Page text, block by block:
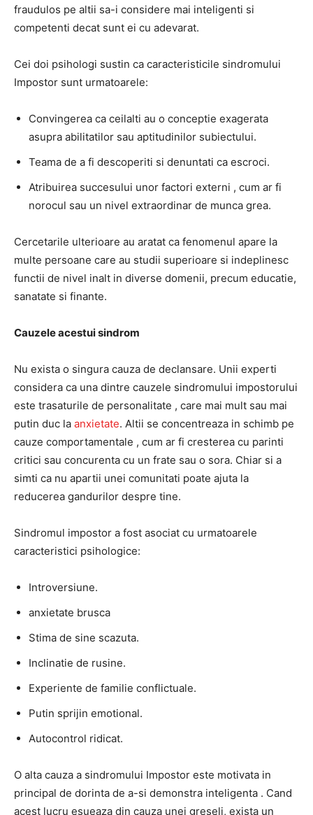
fraudulos pe altii sa-i considere mai inteligenti si
competenti decat sunt ei cu adevarat.
Cei doi psihologi sustin ca caracteristicile sindromului
Impostor sunt urmatoarele:
Convingerea ca ceilalti au o conceptie exagerata
asupra abilitatilor sau aptitudinilor subiectului.
Teama de a fi descoperiti si denuntati ca escroci.
Atribuirea succesului unor factori externi , cum ar fi
norocul sau un nivel extraordinar de munca grea.
Cercetarile ulterioare au aratat ca fenomenul apare la
multe persoane care au studii superioare si indeplinesc
functii de nivel inalt in diverse domenii, precum educatie,
sanatate si finante.
Cauzele acestui sindrom
Nu exista o singura cauza de declansare. Unii experti
considera ca una dintre cauzele sindromului impostorului
este trasaturile de personalitate , care mai mult sau mai
putin duc la anxietate. Altii se concentreaza in schimb pe
cauze comportamentale , cum ar fi cresterea cu parinti
critici sau concurenta cu un frate sau o sora. Chiar si a
simti ca nu apartii unei comunitati poate ajuta la
reducerea gandurilor despre tine.
Sindromul impostor a fost asociat cu urmatoarele
caracteristici psihologice:
Introversiune.
anxietate brusca
Stima de sine scazuta.
Inclinatie de rusine.
Experiente de familie conflictuale.
Putin sprijin emotional.
Autocontrol ridicat.
O alta cauza a sindromului Impostor este motivata in
principal de dorinta de a-si demonstra inteligenta . Cand
acest lucru esueaza din cauza unei greseli, exista un